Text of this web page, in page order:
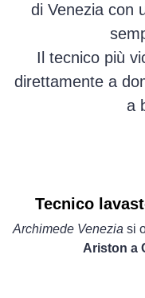
di Venezia con
Il tecnico più
direttamente a
a
Tecnico
Archimede Venezia si
Ariston a